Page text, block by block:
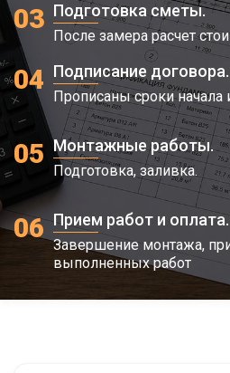
03 Подготовка сметы.
После замера расчет
04 Подписание договора.
Прописаны сроки начала
05 Монтажные работы.
Подготовка, заливка.
06 Прием работ и оплата.
Завершение монтажа,
выполненных работ